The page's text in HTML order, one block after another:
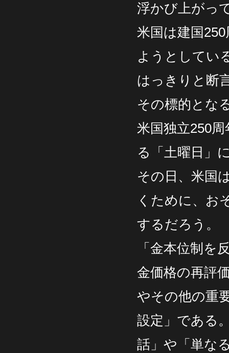
浮かび上がっ
米国は建国
ようとしてい
はっきりと断
その標的とな
米国独立250
る「土曜日」
その日、米国
くために、お
するだろう。
「金本位制を
金価格の再評
やその他の重
設定」である
話」や「単な